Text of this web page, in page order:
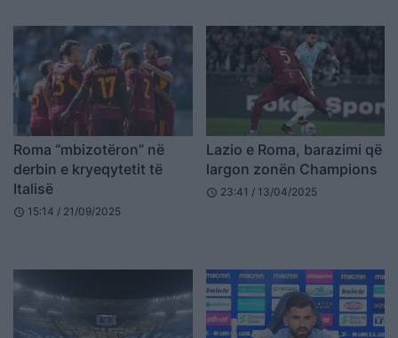
Roma “mbizotëron” në
derbin e kryeqytetit të
Italisë
schedule 15:14 / 21/09/2025
Lazio e Roma, barazimi që
largon zonën Champions
schedule 23:41 / 13/04/2025